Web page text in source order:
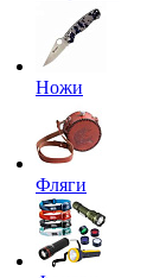
Ножи
Фляги